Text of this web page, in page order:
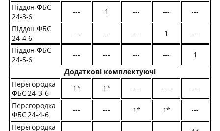
Піддон ФБС
24-3-6
--- 1 --- ---
---
Піддон ФБС
24-4-6
--- --- --- 1
---
Піддон ФБС
24-5-6
--- --- --- ---
1
Додаткові комплектуючі
Перегородка
ФБС 24-3-6
1* 1* --- ---
---
Перегородка
ФБС 24-4-6
--- --- 1* 1*
---
Перегородка